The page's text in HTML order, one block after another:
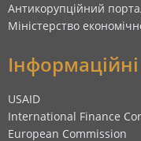
Антикорупційний
Міністерство
USAID
International Finance
European Commission